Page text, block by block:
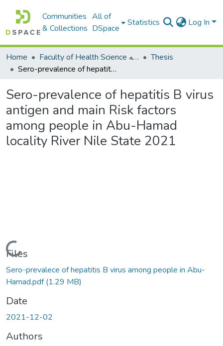
Communities
& Collections
All of
DSpace
Statistics Log In
Home Faculty of Health Science كلية العلوم الصحيه
Thesis
Sero-prevalence of hepatitis B virus antigen and main Risk factors among people in Abu-Hamad locality River Nile State 2021
Sero-prevalence of hepatitis B virus
antigen and main Risk factors
among people in Abu-Hamad
locality River Nile State 2021
Loading...
Files
Sero-prevalece of hepatitis B virus among people in Abu-
Hamad.pdf(1.29 MB)
Date
2021-12-02
Authors